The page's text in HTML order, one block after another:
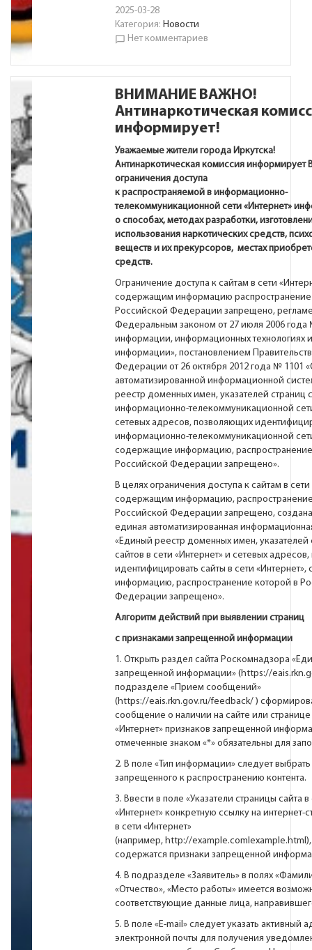
2025-03-28
Категория: Новости
chat_bubble_outline Нет комментариев
ВНИМАНИЕ ВАЖНО!
Антинаркотическая
информирует!
Уважаемые жители города Иркутска!
Антинаркотическая комиссия информирует
ограничения доступа
к распространяемой в информационно-
телекоммуникационной сети «Интернет»
о способах, методах разработки,
использования наркотических средств,
веществ и их прекурсоров, местах
средств.
Ограничение доступа к сайтам в сети
содержащим информацию распространение
Российской Федерации запрещено,
Федеральным законом от 27 июля 2006
информации, информационных технологиях
информации», постановлением
Федерации от 26 октября 2012 года № 1101
автоматизированной информационной
реестр доменных имен, указателей страниц
информационно-телекоммуникационной
сетевых адресов, позволяющих
информационно-телекоммуникационной
содержащие информацию,
Российской Федерации запрещено».
В целях ограничения доступа к сайтам в сети
содержащим информацию,
Российской Федерации запрещено,
единая автоматизированная
«Единый реестр доменных имен, указателей
сайтов в сети «Интернет» и сетевых
идентифицировать сайты в сети
информацию, распространение которой в
Федерации запрещено».
Алгоритм действий при выявлении страниц
с признаками запрещенной информации
1. Открыть раздел сайта Роскомнадзора
запрещенной информации» (https://
подразделе «Прием сообщений»
(https://eais.rkn.gov.ru/feedback/)
cообщение о наличии на сайте или странице
«Интернет» признаков запрещенной
отмеченные знаком «*» обязательны для
2. В поле «Тип информации» следует
запрещенного к распространению контента.
3. Ввести в поле «Указатели страницы сайта в
«Интернет» конкретную ссылку на интернет-
в сети «Интернет»
(например, http://example.comlexample.html
содержатся признаки запрещенной
4. В подразделе «Заявитель» в полях
«Отчество», «Место работы» имеется
соответствующие данные лица,
5. В поле «Е-mail» следует указать активный
электронной почты для получения